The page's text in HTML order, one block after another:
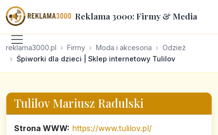
Reklama 3000: Firmy & Media
reklama3000.pl Firmy Moda i akcesoria
Odzież
Śpiworki dla dzieci | Sklep internetowy Tulilov
Tulilov Mariusz Radulski
Strona WWW: https://www.tulilov.pl/